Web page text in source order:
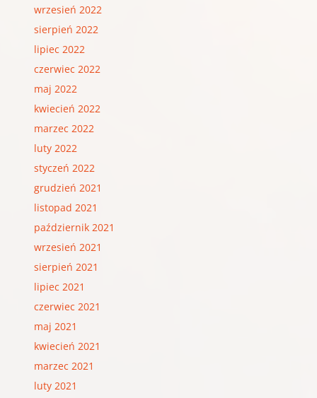
wrzesień 2022
sierpień 2022
lipiec 2022
czerwiec 2022
maj 2022
kwiecień 2022
marzec 2022
luty 2022
styczeń 2022
grudzień 2021
listopad 2021
październik 2021
wrzesień 2021
sierpień 2021
lipiec 2021
czerwiec 2021
maj 2021
kwiecień 2021
marzec 2021
luty 2021